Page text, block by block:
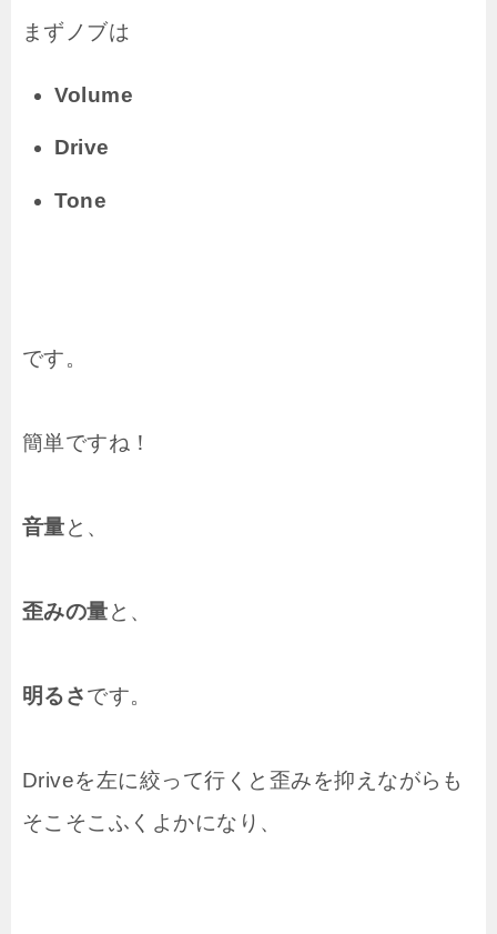
まずノブは
Volume
Drive
Tone
です。
簡単ですね！
音量と、
歪みの量と、
明るさです。
Driveを左に絞って行くと歪みを抑えながらも
そこそこふくよかになり、